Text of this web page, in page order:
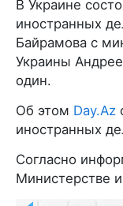
В Украине
иностранных
Байрамова с
Украины
один.
Об этом Day.Az
иностранных
Согласно
Министерстве